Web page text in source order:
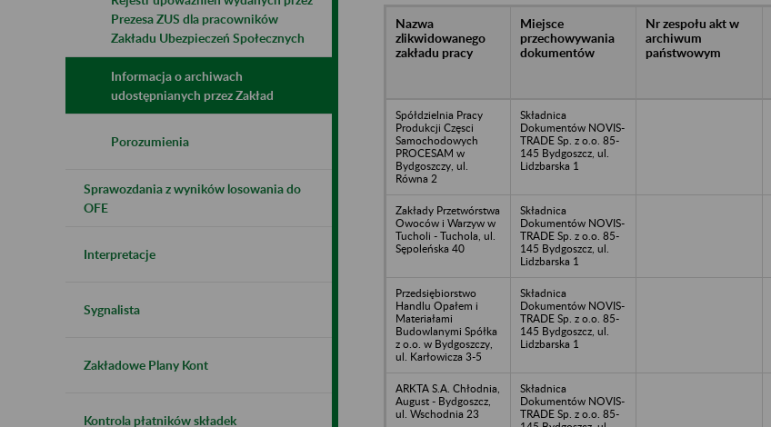
Prezesa ZUS dla pracowników
Zakładu Ubezpieczeń Społecznych
Informacja o archiwach
udostępnianych przez Zakład
Porozumienia
Sprawozdania z wyników losowania do
OFE
Interpretacje
Sygnalista
Zakładowe Plany Kont
Kontrola płatników składek
Nazwa
zlikwidowanego
zakładu pracy
Miejsce
przechowywania
dokumentów
Nr zespołu akt w
archiwum
państwowym
Spółdzielnia Pracy
Produkcji Częsci
Samochodowych
PROCESAM w
Bydgoszczy, ul.
Równa 2
Składnica
Dokumentów NOVIS-
TRADE Sp. z o.o. 85-
145 Bydgoszcz, ul.
Lidzbarska 1
Zakłady Przetwórstwa
Owoców i Warzyw w
Tucholi - Tuchola, ul.
Sępoleńska 40
Składnica
Dokumentów NOVIS-
TRADE Sp. z o.o. 85-
145 Bydgoszcz, ul.
Lidzbarska 1
Przedsiębiorstwo
Handlu Opałem i
Materiałami
Budowlanymi Spółka
z o.o. w Bydgoszczy,
ul. Karłowicza 3-5
Składnica
Dokumentów NOVIS-
TRADE Sp. z o.o. 85-
145 Bydgoszcz, ul.
Lidzbarska 1
ARKTA S.A. Chłodnia,
August - Bydgoszcz,
ul. Wschodnia 23
Składnica
Dokumentów NOVIS-
TRADE Sp. z o.o. 85-